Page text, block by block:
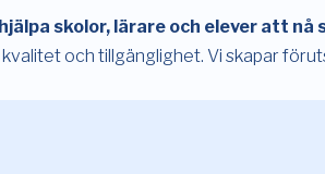
skolor, lärare och elever att nå
och tillgänglighet. Vi skapar